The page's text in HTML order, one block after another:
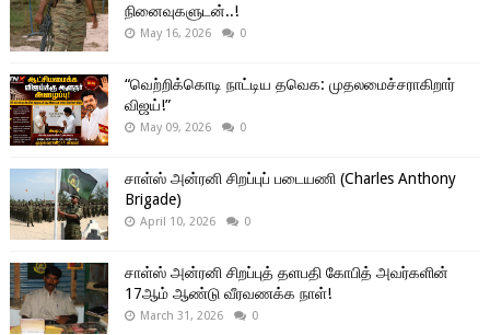
நினைவுகளுடன்..!
May 16, 2026 0
“வெற்றிக்கொடி நாட்டிய தவெக: முதலமைச்சராகிறார்
விஜய்!”
May 09, 2026 0
சாள்ஸ் அன்ரனி சிறப்புப் படையணி (Charles Anthony
Brigade)
April 10, 2026 0
சாள்ஸ் அன்ரனி சிறப்புத் தளபதி கோபித் அவர்களின்
17ஆம் ஆண்டு வீரவணக்க நாள்!
March 31, 2026 0